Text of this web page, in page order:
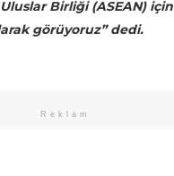
Birliği (ASEAN)
görüyoruz” dedi.
Reklam